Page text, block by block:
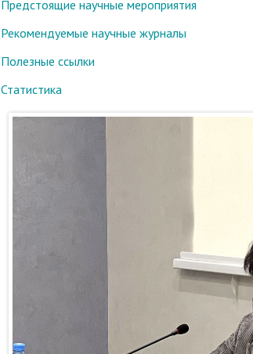
Предстоящие научные мероприятия
Рекомендуемые научные журналы
Полезные ссылки
Статистика